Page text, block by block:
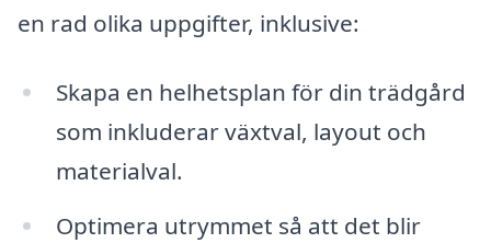
en rad olika uppgifter, inklusive:
Skapa en helhetsplan för din trädgård
som inkluderar växtval, layout och
materialval.
Optimera utrymmet så att det blir